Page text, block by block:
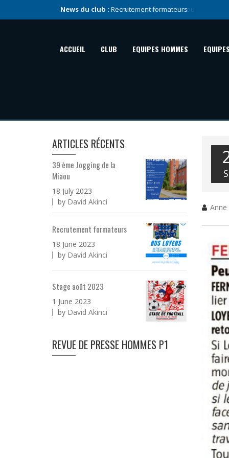
News du club : Recrutement formateurs
ACCUEIL CLUB EQUIPES HOMMES
ARTICLES RÉCENTS
39 ème Jogging de la
Miaou
18 July 2023
by David Akinci
Recrutement formateurs
18 June 2023
by David Akinci
Stage août 2023
1 June 2023
by David Akinci
REVUE DE PRESSE HOMMES P1
Anne